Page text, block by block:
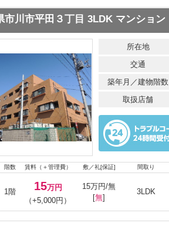
市川市平田３丁目 3LDK マンション
所在地
交通
築年月／建物階数
取扱店舗
階数 賃料（＋管理費） 敷／礼[保証] 間取り
1階 15万円
（+5,000円）
15万円/無
[無]
3LDK